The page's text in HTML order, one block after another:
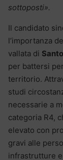
sottoposti».
Il candidato
l’importanza
vallata di
per battersi
territorio.
studi
necessarie a
categoria R4,
elevato con
gravi alle
infrastrutture